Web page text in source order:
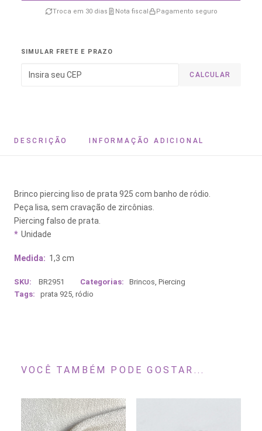
Troca em 30 dias Nota fiscal Pagamento seguro
SIMULAR FRETE E PRAZO
CALCULAR
DESCRIÇÃO INFORMAÇÃO ADICIONAL
Brinco piercing liso de prata 925 com banho de ródio.
Peça lisa, sem cravação de zircônias.
Piercing falso de prata.
*Unidade
Medida: 1,3 cm
SKU: BR2951 Categorias: Brincos, Piercing
Tags:
prata 925, ródio
VOCÊ TAMBÉM PODE GOSTAR...